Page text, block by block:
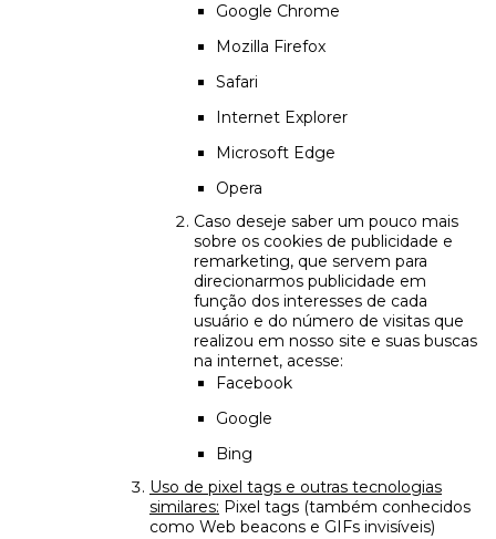
Google Chrome
Mozilla Firefox
Safari
Internet Explorer
Microsoft Edge
Opera
Caso deseje saber um pouco mais
sobre os cookies de publicidade e
remarketing, que servem para
direcionarmos publicidade em
função dos interesses de cada
usuário e do número de visitas que
realizou em nosso site e suas buscas
na internet, acesse:
Facebook
Google
Bing
Uso de pixel tags e outras tecnologias
similares: Pixel tags (também conhecidos
como Web beacons e GIFs invisíveis)